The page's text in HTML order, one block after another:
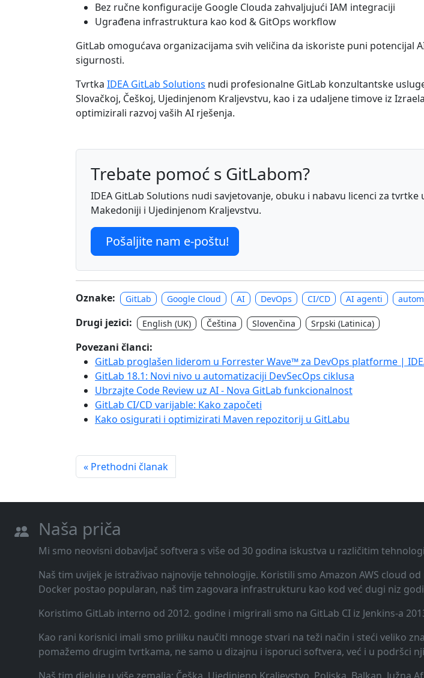
Bez ručne konfiguracije Google Clouda zahvaljujući IAM integraciji
Ugrađena infrastruktura kao kod & GitOps workflow
GitLab omogućava organizacijama svih veličina da iskoriste puni potencijal
sigurnosti.
Tvrtka IDEA GitLab Solutions nudi profesionalne GitLab konzultantske
Slovačkoj, Češkoj, Ujedinjenom Kraljevstvu, kao i za udaljene timove iz
optimizirali razvoj vaših AI rješenja.
Trebate pomoć s GitLabom?
IDEA GitLab Solutions nudi savjetovanje, obuku i nabavu licenci za
Makedoniji i Ujedinjenom Kraljevstvu.
Pošaljite nam e-poštu!
Oznake: GitLab Google Cloud AI DevOps CI/CD AI agenti
Drugi jezici: English (UK) Čeština Slovenčina Srpski (Latinica)
Povezani članci:
GitLab proglašen liderom u Forrester Wave™ za DevOps platforme |
GitLab 18.1: Novi nivo u automatizaciji DevSecOps ciklusa
Ubrzajte Code Review uz AI - Nova GitLab funkcionalnost
GitLab CI/CD varijable: Kako započeti
Kako osigurati i optimizirati Maven repozitorij u GitLabu
« Prethodni članak
Naša priča
Mi smo neovisni dobavljač softvera s više od 30 godina iskustva u različitim
Naš tim uvijek je istraživao najnovije tehnologije. Koristili smo Amazon AWS cloud
Docker postao popularan, naš tim zagovara infrastrukturu kao kod već dugi niz
Koristimo GitLab interno od 2012. godine i migrirali smo na GitLab CI iz Jenkins-a
Kao rani korisnici imali smo priliku naučiti mnoge stvari na teži način i steći veliko
pomažemo drugim tvrtkama, ne samo u dizajnu i isporuci softvera, već i u podršci